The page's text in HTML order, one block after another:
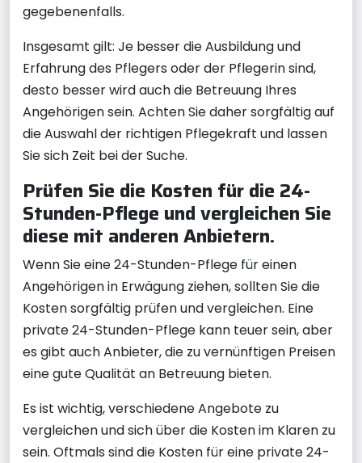
gegebenenfalls.
Insgesamt gilt: Je besser die Ausbildung und
Erfahrung des Pflegers oder der Pflegerin sind,
desto besser wird auch die Betreuung Ihres
Angehörigen sein. Achten Sie daher sorgfältig auf
die Auswahl der richtigen Pflegekraft und lassen
Sie sich Zeit bei der Suche.
Prüfen Sie die Kosten für die 24-
Stunden-Pflege und vergleichen Sie
diese mit anderen Anbietern.
Wenn Sie eine 24-Stunden-Pflege für einen
Angehörigen in Erwägung ziehen, sollten Sie die
Kosten sorgfältig prüfen und vergleichen. Eine
private 24-Stunden-Pflege kann teuer sein, aber
es gibt auch Anbieter, die zu vernünftigen Preisen
eine gute Qualität an Betreuung bieten.
Es ist wichtig, verschiedene Angebote zu
vergleichen und sich über die Kosten im Klaren zu
sein. Oftmals sind die Kosten für eine private 24-